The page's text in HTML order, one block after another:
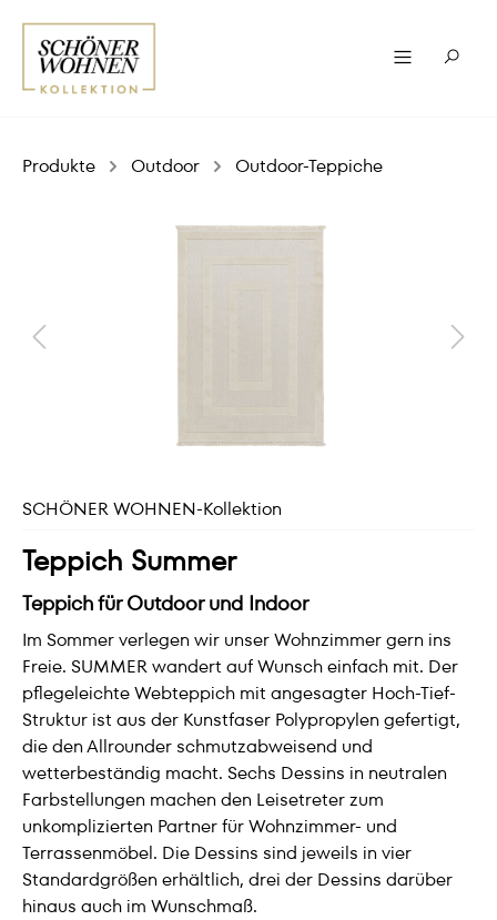
Produkte Outdoor Outdoor-Teppiche
SCHÖNER WOHNEN-Kollektion
Teppich Summer
Teppich für Outdoor und Indoor
Im Sommer verlegen wir unser Wohnzimmer gern ins
Freie. SUMMER wandert auf Wunsch einfach mit. Der
pflegeleichte Webteppich mit angesagter Hoch-Tief-
Struktur ist aus der Kunstfaser Polypropylen gefertigt,
die den Allrounder schmutzabweisend und
wetterbeständig macht. Sechs Dessins in neutralen
Farbstellungen machen den Leisetreter zum
unkomplizierten Partner für Wohnzimmer- und
Terrassenmöbel. Die Dessins sind jeweils in vier
Standardgrößen erhältlich, drei der Dessins darüber
hinaus auch im Wunschmaß.